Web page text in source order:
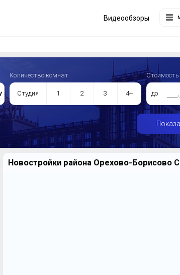
Видеообзоры
Количество комнат
Студия 1 2 3 4+
Стоимость
до
Новостройки района Орехово-Борисово